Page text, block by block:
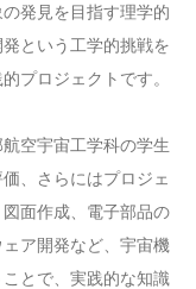
発見を目指す理学的
という工学的挑戦を
プロジェクトです。
空宇宙工学科の学生
、さらにはプロジェ
面作成、電子部品の
ア開発など、宇宙機
とで、実践的な知識